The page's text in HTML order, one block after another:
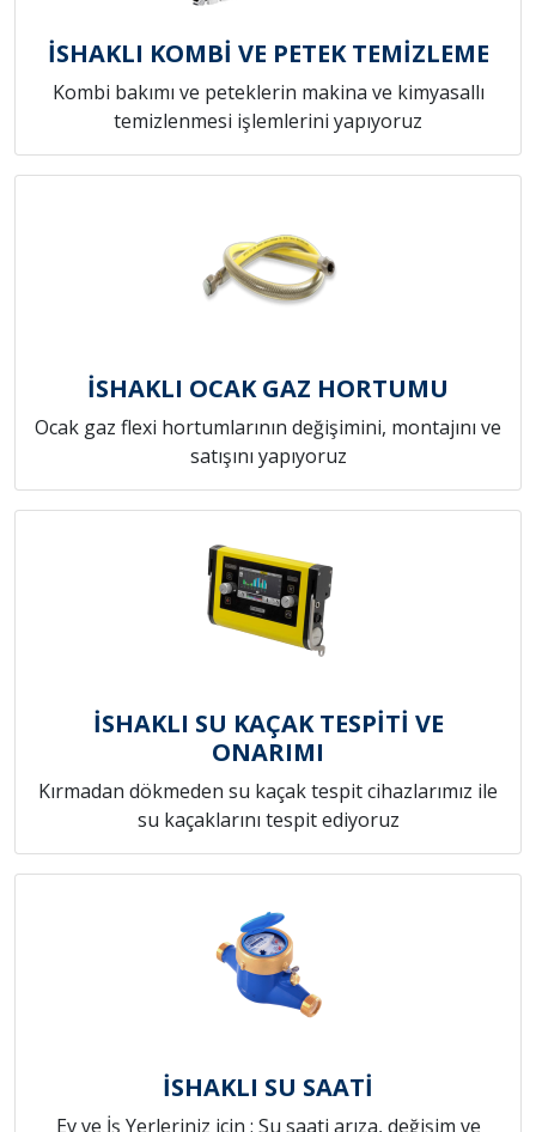
İSHAKLI KOMBİ VE PETEK TEMİZLEME
Kombi bakımı ve peteklerin makina ve kimyasallı
temizlenmesi işlemlerini yapıyoruz
İSHAKLI OCAK GAZ HORTUMU
Ocak gaz flexi hortumlarının değişimini, montajını ve
satışını yapıyoruz
İSHAKLI SU KAÇAK TESPİTİ VE
ONARIMI
Kırmadan dökmeden su kaçak tespit cihazlarımız ile
su kaçaklarını tespit ediyoruz
İSHAKLI SU SAATİ
Ev ve İş Yerleriniz için ; Su saati arıza, değişim ve